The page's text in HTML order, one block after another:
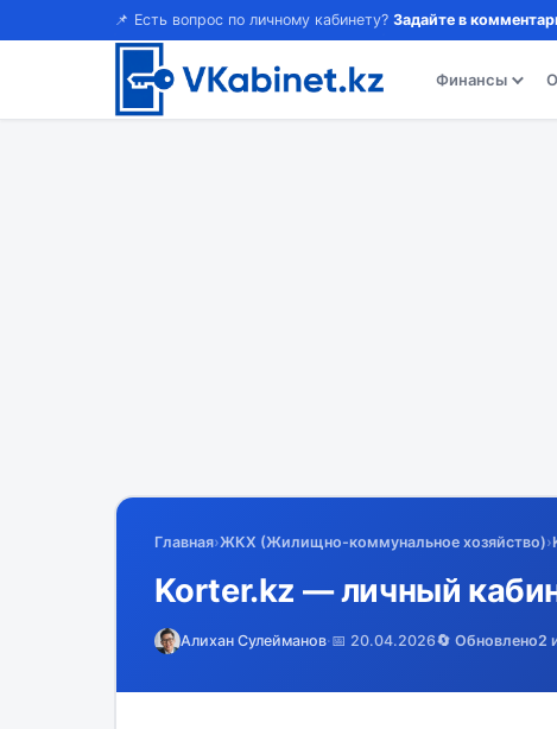
📌 Есть вопрос по личному кабинету? Задайте в
Финансы
Главная›ЖКХ (Жилищно-коммунальное хозяйство)›
Korter.kz — личный
Алихан Сулейманов·📅 20.04.2026🔄 Обновлено2